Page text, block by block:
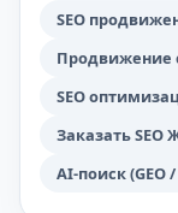
SEO
Продвижение
SEO
Заказать SEO
AI-поиск (GEO